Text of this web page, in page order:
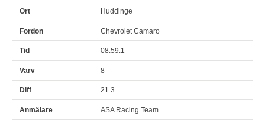
Huddinge
Chevrolet Camaro
08:59.1
8
21.3
ASA Racing Team